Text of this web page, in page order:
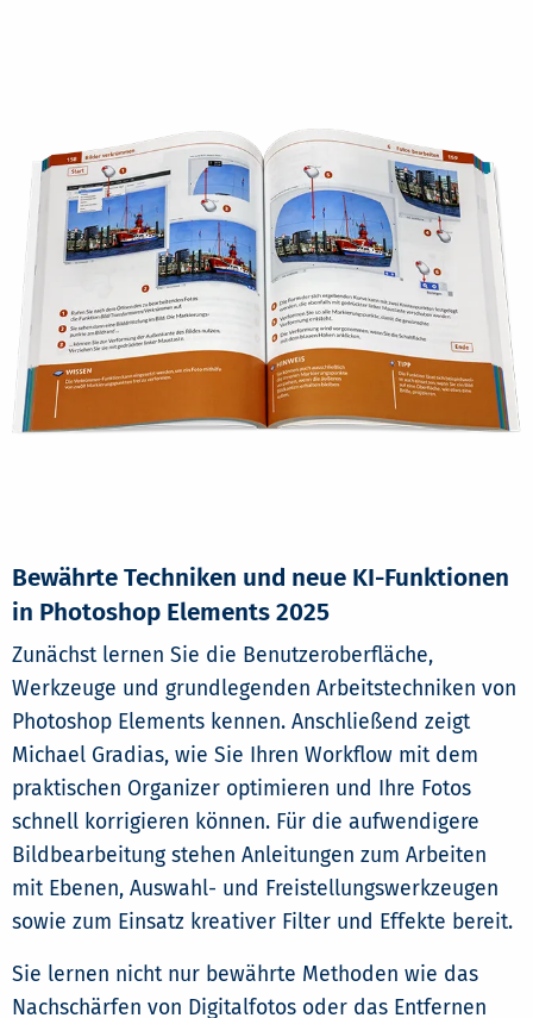
Bewährte Techniken und neue KI-Funktionen
in Photoshop Elements 2025
Zunächst lernen Sie die Benutzeroberfläche,
Werkzeuge und grundlegenden Arbeitstechniken von
Photoshop Elements kennen. Anschließend zeigt
Michael Gradias, wie Sie Ihren Workflow mit dem
praktischen Organizer optimieren und Ihre Fotos
schnell korrigieren können. Für die aufwendigere
Bildbearbeitung stehen Anleitungen zum Arbeiten
mit Ebenen, Auswahl- und Freistellungswerkzeugen
sowie zum Einsatz kreativer Filter und Effekte bereit.
Sie lernen nicht nur bewährte Methoden wie das
Nachschärfen von Digitalfotos oder das Entfernen